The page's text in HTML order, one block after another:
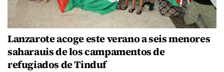
Lanzarote acoge este verano a seis menores
saharauis de los campamentos de
refugiados de Tinduf